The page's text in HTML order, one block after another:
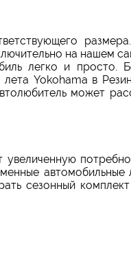
на нашем
легко и просто.
Yokohama в
может
автомобильные
сезонный